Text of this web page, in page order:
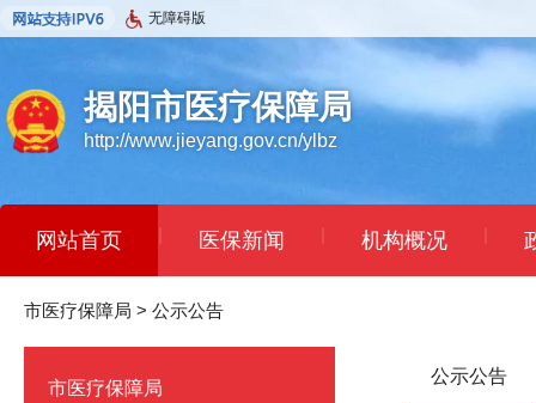
无障碍版
揭阳市医疗保障局
http://www.jieyang.gov.cn/ylbz
网站首页 | 医保新闻 | 机构概况 |
市医疗保障局 > 公示公告
市医疗保障局
公示公告